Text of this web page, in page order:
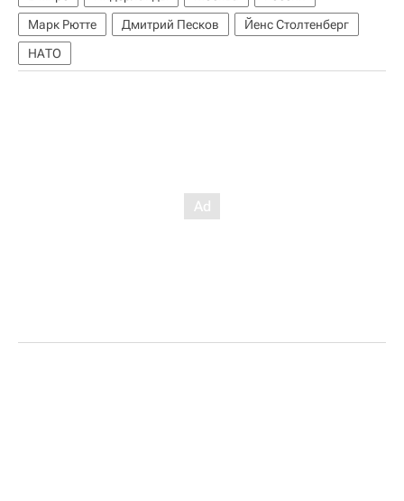
Марк Рютте
Дмитрий Песков
Йенс Столтенберг
НАТО